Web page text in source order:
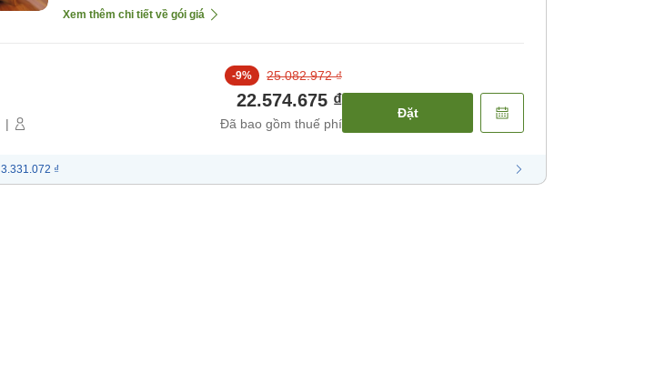
Xem thêm chi tiết về gói giá
|
-9% 25.082.972 ₫
22.574.675 ₫
Đã bao gồm thuế phí
Đặt
3.331.072 ₫